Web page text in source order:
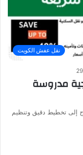
نقل عفش الكويت
مدروسة
إلى تخطيط دقيق وتنظيم